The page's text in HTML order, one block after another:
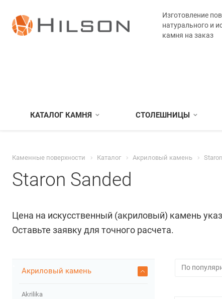
Изготовление
натурального и
камня на заказ
КАТАЛОГ КАМНЯ СТОЛЕШНИЦЫ
Каменные поверхности Каталог Акриловый камень Staron
Staron Sanded
Цена на искусственный (акриловый) камень
Оставьте заявку для точного расчета.
Акриловый камень
Akrilika